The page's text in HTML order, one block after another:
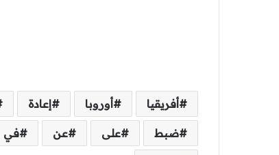
أفريقيا أوروبا إعادة
ضبط على عن في